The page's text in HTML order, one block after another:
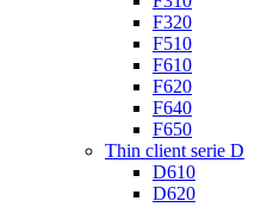
F320
F510
F610
F620
F640
F650
Thin client serie D
D610
D620